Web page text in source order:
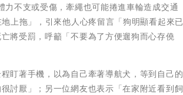
不支或受傷，牽繩也可能捲進車輪造成交通
上拖」，引來他人心疼留言「狗明顯看起來已
將受罰，呼籲「不要為了方便遛狗而心存僥
盯著手機，以為自己牽著導航犬，等到自己的
討厭」；另一位網友也表示「在家附近看到飼